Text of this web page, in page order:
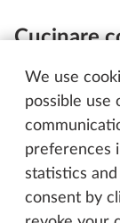
We use
possible use
preferences
statistics
consent by
Cucinare
Nella pratica
visione
finestra e la
bella vista
cottura a gas.
aggiuntivo è